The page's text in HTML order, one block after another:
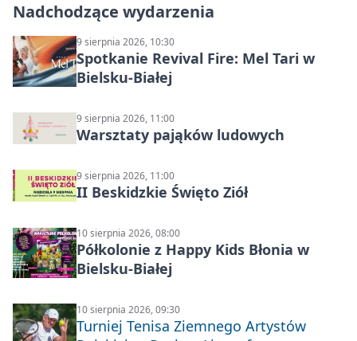
Nadchodzące wydarzenia
9 sierpnia 2026, 10:30
Spotkanie Revival Fire: Mel Tari w
Bielsku-Białej
9 sierpnia 2026, 11:00
Warsztaty pająków ludowych
9 sierpnia 2026, 11:00
II Beskidzkie Święto Ziół
10 sierpnia 2026, 08:00
Półkolonie z Happy Kids Błonia w
Bielsku-Białej
10 sierpnia 2026, 09:30
Turniej Tenisa Ziemnego Artystów